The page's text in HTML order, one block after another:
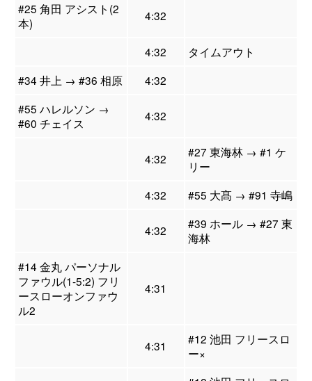
#25 角田 アシスト(2
本)
4:32
4:32
タイムアウト
#34 井上 → #36 相原
4:32
#55 ハレルソン →
#60 チェイス
4:32
4:32
#27 東海林 → #1 ケ
リー
4:32
#55 大髙 → #91 寺嶋
4:32
#39 ホール → #27 東
海林
#14 金丸 パーソナル
ファウル(1-5:2) フリ
ースローオンファウ
ル2
4:31
4:31
#12 池田 フリースロ
ー×